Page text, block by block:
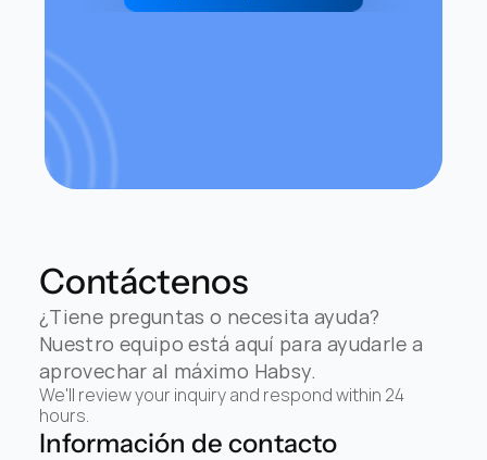
Contáctenos
¿Tiene preguntas o necesita ayuda?
Nuestro equipo está aquí para ayudarle a
aprovechar al máximo Habsy.
We'll review your inquiry and respond within 24
hours.
Información de contacto